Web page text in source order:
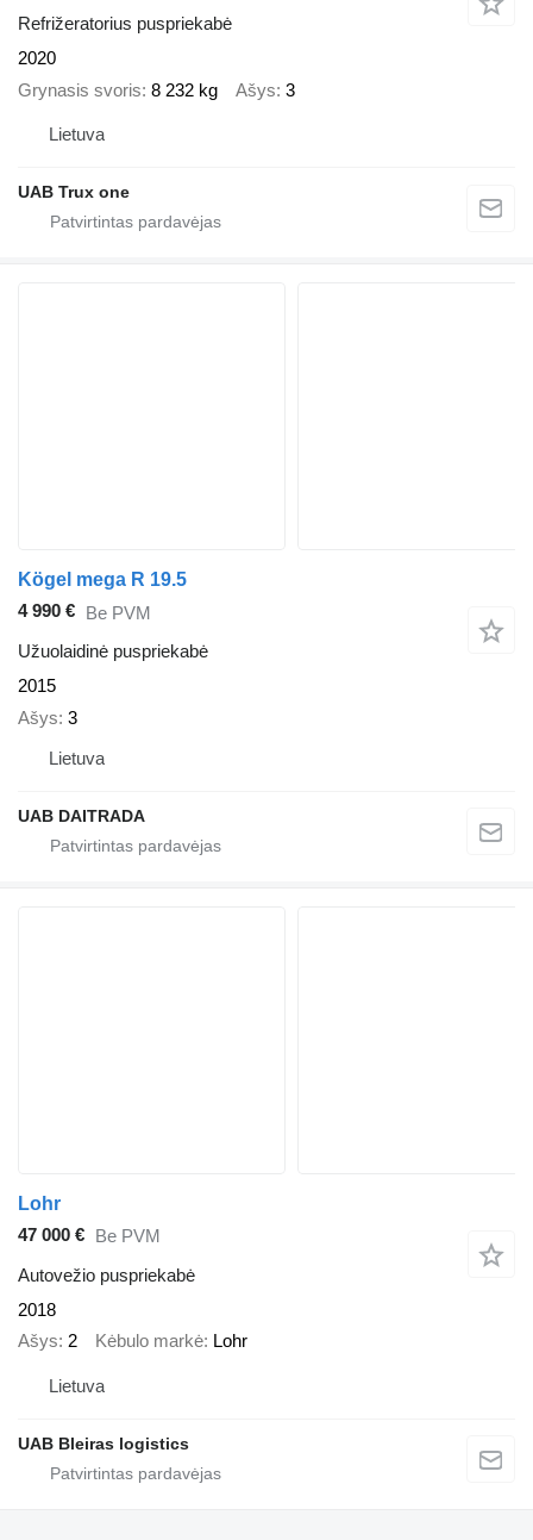
Refrižeratorius puspriekabė
2020
Grynasis svoris 8 232 kg Ašys 3
Lietuva
UAB Trux one
Kögel mega R 19.5
4 990 € Be PVM
Užuolaidinė puspriekabė
2015
Ašys 3
Lietuva
UAB DAITRADA
Lohr
47 000 € Be PVM
Autovežio puspriekabė
2018
Ašys 2 Kėbulo markė Lohr
Lietuva
UAB Bleiras logistics